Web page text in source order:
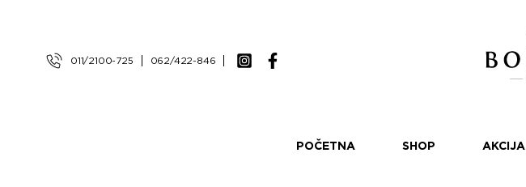
011/2100-725 062/422-846
POČETNA SHOP AKCIJA